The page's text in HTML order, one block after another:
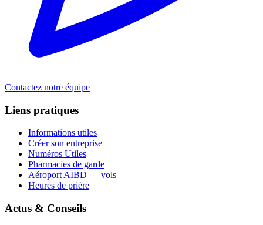
Contactez notre équipe
Liens pratiques
Informations utiles
Créer son entreprise
Numéros Utiles
Pharmacies de garde
Aéroport AIBD — vols
Heures de prière
Actus & Conseils